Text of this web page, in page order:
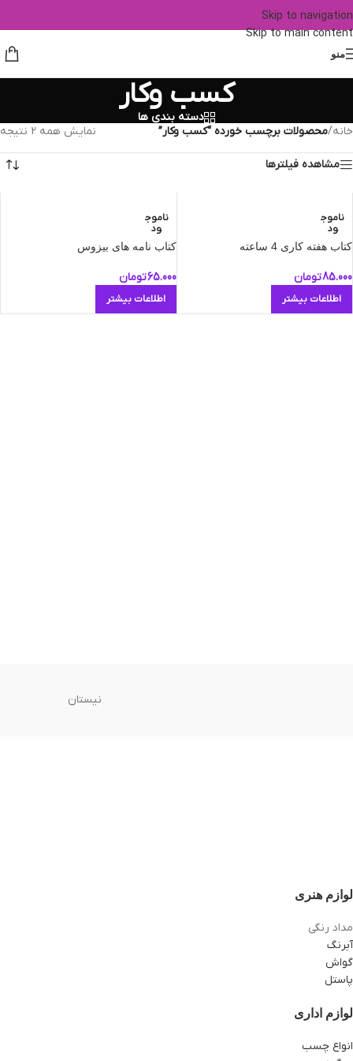
Skip to navigation
Skip to main content
منو
کسب وکار
دسته بندی ها
خانه/محصولات برچسب خورده “کسب وکار” نمایش همه 2 نتیجه
مشاهده فیلترها
ناموج
ود
کتاب هفته کاری 4 ساعته
85.000تومان
اطلاعات بیشتر
ناموج
ود
کتاب نامه های بیزوس
65.000تومان
اطلاعات بیشتر
نیستان
لوازم هنری
مداد رنگی
آبرنگ
گواش
پاستل
لوازم اداری
انواع چسب